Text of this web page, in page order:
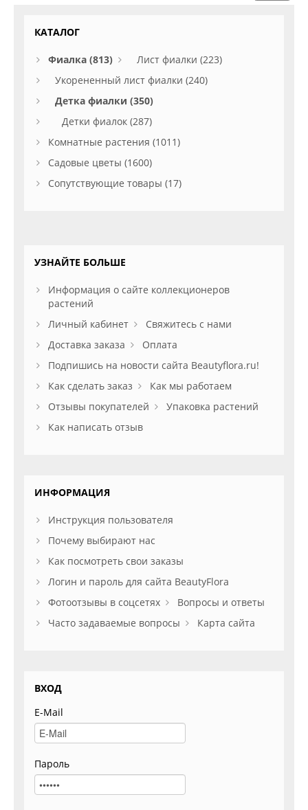
КАТАЛОГ
Фиалка (813)
Лист фиалки (223)
Укорененный лист фиалки (240)
Детка фиалки (350)
Детки фиалок (287)
Комнатные растения (1011)
Садовые цветы (1600)
Сопутствующие товары (17)
УЗНАЙТЕ БОЛЬШЕ
Информация о сайте коллекционеров
растений
Личный кабинет
Свяжитесь с нами
Доставка заказа
Оплата
Подпишись на новости сайта Beautyflora.ru!
Как сделать заказ
Как мы работаем
Отзывы покупателей
Упаковка растений
Как написать отзыв
ИНФОРМАЦИЯ
Инструкция пользователя
Почему выбирают нас
Как посмотреть свои заказы
Логин и пароль для сайта BeautyFlora
Фотоотзывы в соцсетях
Вопросы и ответы
Часто задаваемые вопросы
Карта сайта
ВХОД
E-Mail
Пароль